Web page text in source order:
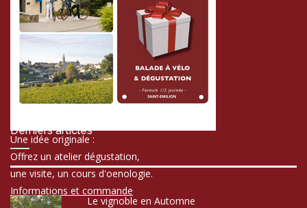
Une idée originale :
Offrez un atelier dégustation,
une visite, un cours d'oenologie.
Informations et commande
Derniers articles
Le vignoble en Automne